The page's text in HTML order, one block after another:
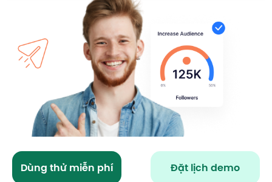
Tình Huống
Tài Nguyên
Dùng thử miễn phí Đặt lịch demo